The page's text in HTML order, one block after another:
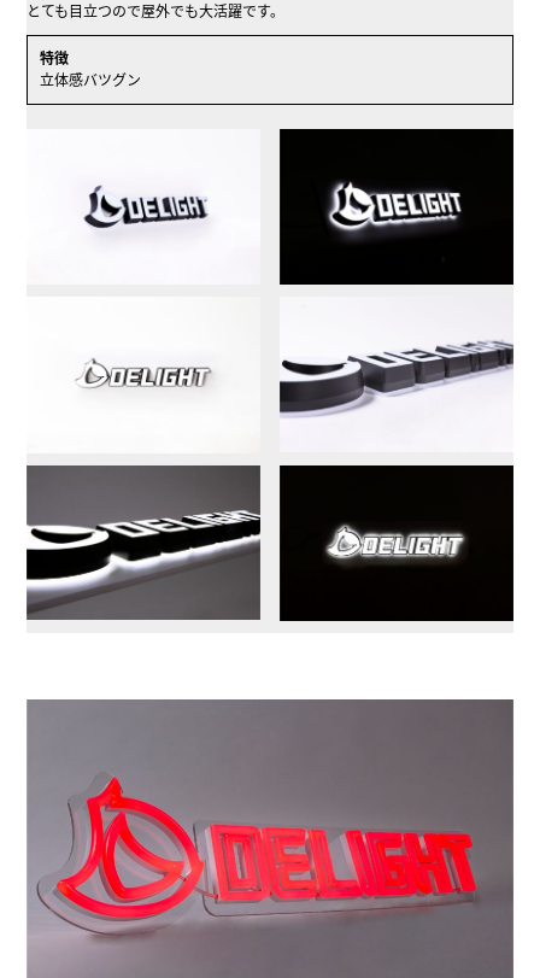
とても目立つので屋外でも大活躍です。
特徴
立体感バツグン